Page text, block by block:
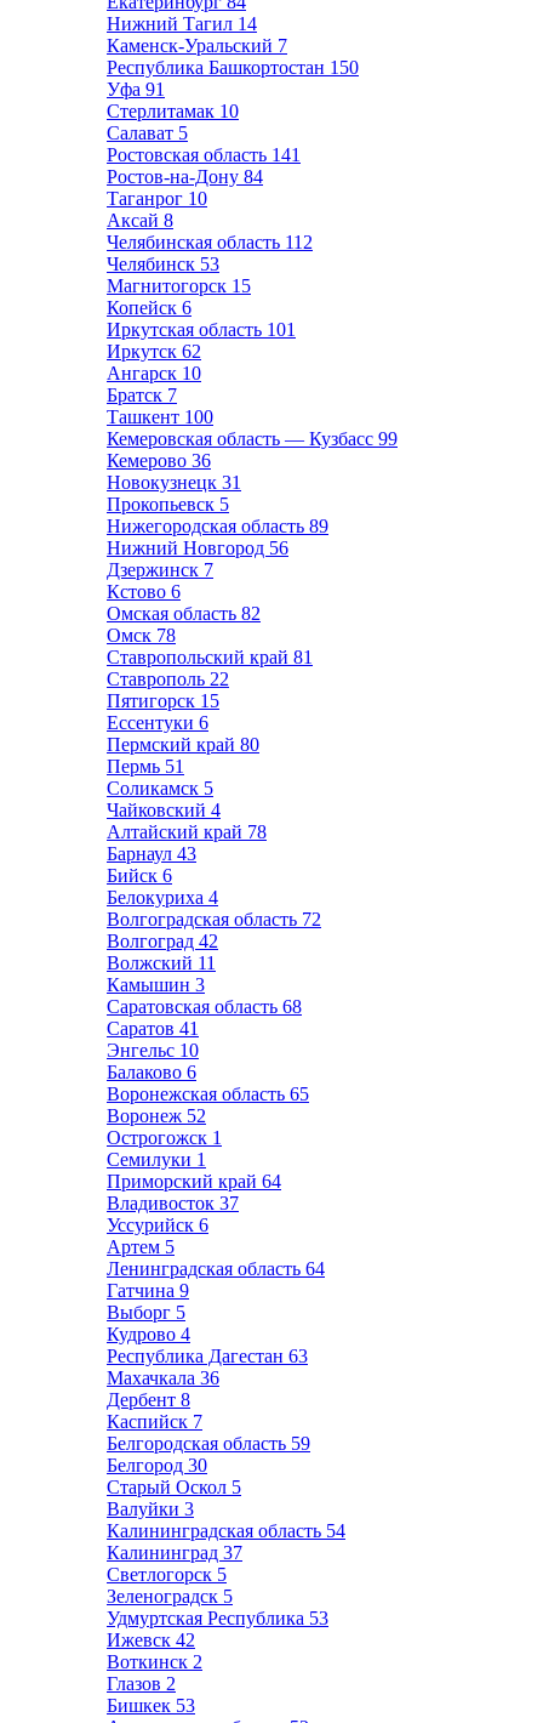
Нижний Тагил 14
Каменск-Уральский 7
Республика Башкортостан 150
Уфа 91
Стерлитамак 10
Салават 5
Ростовская область 141
Ростов-на-Дону 84
Таганрог 10
Аксай 8
Челябинская область 112
Челябинск 53
Магнитогорск 15
Копейск 6
Иркутская область 101
Иркутск 62
Ангарск 10
Братск 7
Ташкент 100
Кемеровская область — Кузбасс 99
Кемерово 36
Новокузнецк 31
Прокопьевск 5
Нижегородская область 89
Нижний Новгород 56
Дзержинск 7
Кстово 6
Омская область 82
Омск 78
Ставропольский край 81
Ставрополь 22
Пятигорск 15
Ессентуки 6
Пермский край 80
Пермь 51
Соликамск 5
Чайковский 4
Алтайский край 78
Барнаул 43
Бийск 6
Белокуриха 4
Волгоградская область 72
Волгоград 42
Волжский 11
Камышин 3
Саратовская область 68
Саратов 41
Энгельс 10
Балаково 6
Воронежская область 65
Воронеж 52
Острогожск 1
Семилуки 1
Приморский край 64
Владивосток 37
Уссурийск 6
Артем 5
Ленинградская область 64
Гатчина 9
Выборг 5
Кудрово 4
Республика Дагестан 63
Махачкала 36
Дербент 8
Каспийск 7
Белгородская область 59
Белгород 30
Старый Оскол 5
Валуйки 3
Калининградская область 54
Калининград 37
Светлогорск 5
Зеленоградск 5
Удмуртская Республика 53
Ижевск 42
Воткинск 2
Глазов 2
Бишкек 53